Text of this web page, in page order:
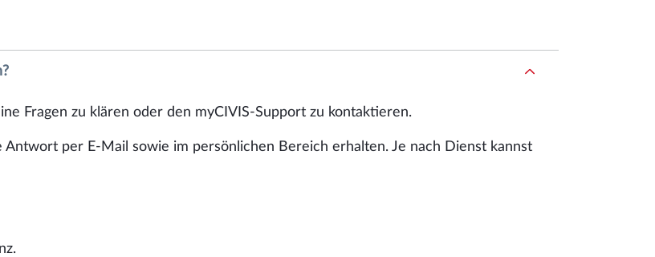
Fragen zu klären oder den myCIVIS-Support zu kontaktieren.
per E-Mail sowie im persönlichen Bereich erhalten. Je nach Dienst kannst